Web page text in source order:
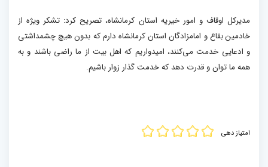
مدیرکل اوقاف و امور خیریه استان کرمانشاه، تصریح کرد: تشکر ویژه از
خادمین بقاع و امامزادگان استان کرمانشاه دارم که بدون هیچ چشمداشتی
و ادعایی خدمت می‌کنند، امیدواریم که اهل بیت از ما راضی باشند و به
همه ما توان و قدرت دهد که خدمت گذار زوار باشیم.
امتیاز دهی